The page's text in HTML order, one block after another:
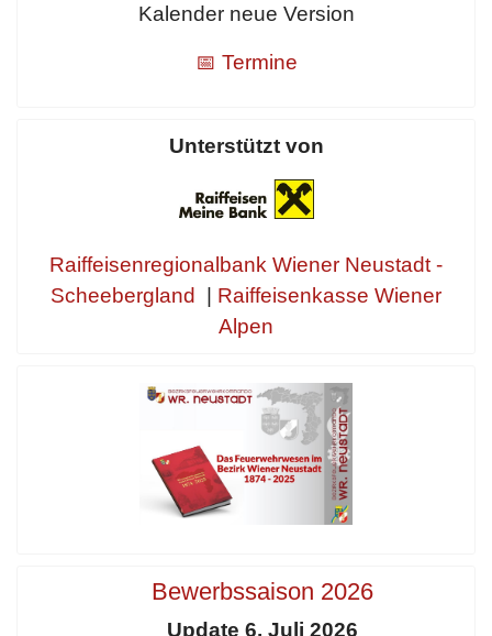
Kalender neue Version
📅 Termine
Unterstützt von
Raiffeisenregionalbank Wiener Neustadt -
Scheebergland | Raiffeisenkasse Wiener
Alpen
Bewerbssaison 2026
Update 6. Juli 2026